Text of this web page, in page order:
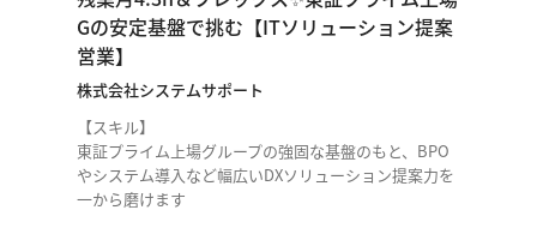
Gの安定基盤で挑む【ITソリューション提案
営業】
株式会社システムサポート
【スキル】
東証プライム上場グループの強固な基盤のもと、BPO
やシステム導入など幅広いDXソリューション提案力を
一から磨けます